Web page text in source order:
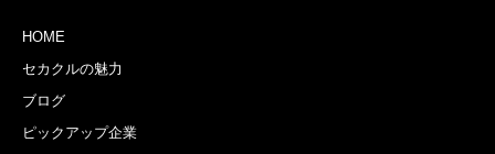
HOME
セカクルの魅力
ブログ
ピックアップ企業